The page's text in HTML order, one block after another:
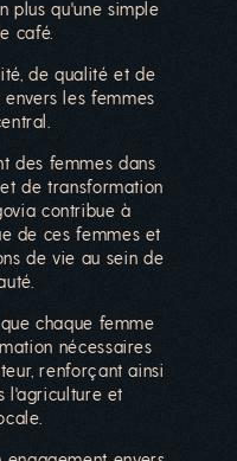
plus qu'une simple
café.
de qualité et de
les femmes
des femmes dans
de transformation
contribue à
de ces femmes et
de vie au sein de
chaque femme
nécessaires
renforçant ainsi
l'agriculture et